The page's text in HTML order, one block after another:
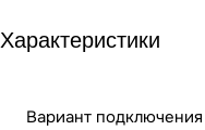
Характеристики
Вариант подключения